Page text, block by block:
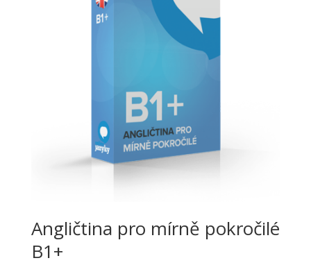
Angličtina pro mírně pokročilé
B1+